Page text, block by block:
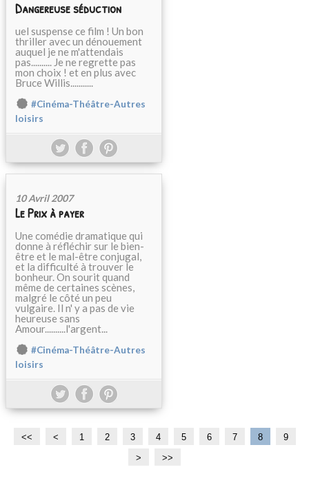
Dangereuse séduction
uel suspense ce film ! Un bon
thriller avec un dénouement
auquel je ne m'attendais
pas.......... Je ne regrette pas
mon choix ! et en plus avec
Bruce Willis...........
#Cinéma-Théâtre-Autres
loisirs
10 Avril 2007
Le Prix à payer
Une comédie dramatique qui
donne à réfléchir sur le bien-
être et le mal-être conjugal,
et la difficulté à trouver le
bonheur. On sourit quand
même de certaines scènes,
malgré le côté un peu
vulgaire. Il n' y a pas de vie
heureuse sans
Amour..........l'argent...
#Cinéma-Théâtre-Autres
loisirs
<< < 1 2 3 4 5 6 7 8
9
>
>>